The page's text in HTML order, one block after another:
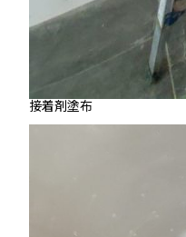
接着剤塗布